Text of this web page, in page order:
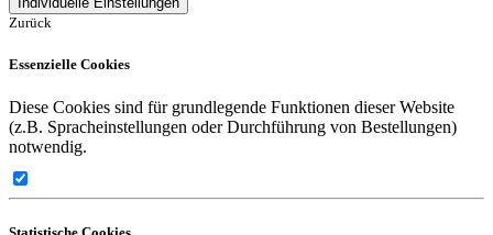
Zurück
Essenzielle Cookies
Diese Cookies sind für grundlegende Funktionen dieser Website
(z.B. Spracheinstellungen oder Durchführung von Bestellungen)
notwendig.